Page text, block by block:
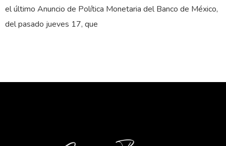
el último Anuncio de Política Monetaria del Banco de México,
del pasado jueves 17, que